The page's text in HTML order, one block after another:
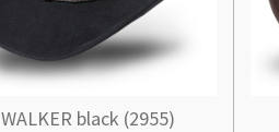
WALKER black (2955)